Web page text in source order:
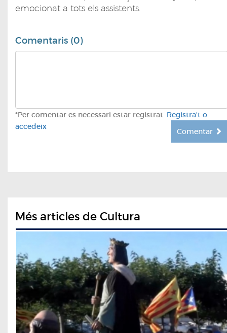
emocionat a tots els assistents.
Comentaris (0)
*Per comentar es necessari estar registrat. Registra't o
accedeix
Comentar
Més articles de Cultura